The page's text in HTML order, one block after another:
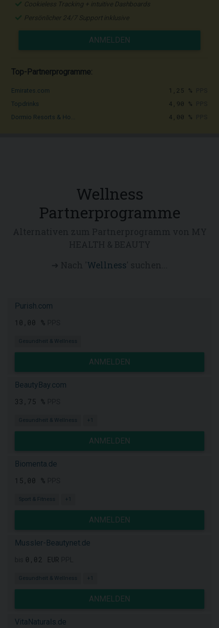
Cookieless Tracking + intuitive Dashboards
Persönlicher 24/7 Support inklusive
ANMELDEN
Top-Partnerprogramme:
Emirates.com 1,25 %
Topdrinks 4,90 %
Dormio Resorts & Ho... 4,00 %
Wellness
Partnerprogramme
Wellness
Purish.com
10,00 %
Gesundheit & Wellness
ANMELDEN
BeautyBay.com
33,75 %
Gesundheit & Wellness +1
ANMELDEN
Biomenta.de
15,00 %
Sport & Fitness +1
ANMELDEN
Mussler-Beautynet.de
0,02 EUR
Gesundheit & Wellness +1
ANMELDEN
VitaNaturals.de